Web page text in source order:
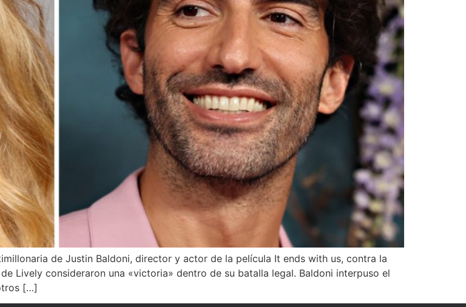
de Justin Baldoni, director y actor de la película It ends with us, contra la
Lively consideraron una «victoria» dentro de su batalla legal. Baldoni interpuso el
[…]